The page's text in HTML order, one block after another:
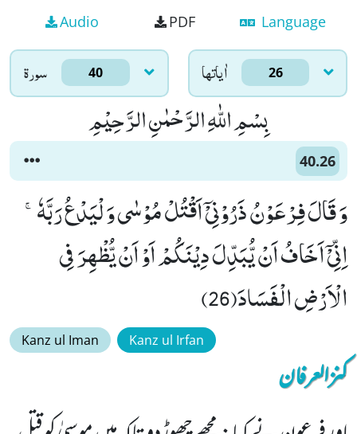
Audio PDF Language
سورۃ 40 اٰياتها 26
بِسْمِ اللّٰهِ الرَّحْمٰنِ الرَّحِیْمِ
40.26
وَ قَالَ فِرْعَوْنُ ذَرُوْنِیْۤ اَقْتُلْ مُوْسٰى وَ لْیَدْعُ رَبَّهٗۚ-
اِنِّیْۤ اَخَافُ اَنْ یُّبَدِّلَ دِیْنَكُمْ اَوْ اَنْ یُّظْهِرَ فِی
الْاَرْضِ الْفَسَادَ(26)
Kanz ul Iman Kanz ul Irfan
کنزالعرفان